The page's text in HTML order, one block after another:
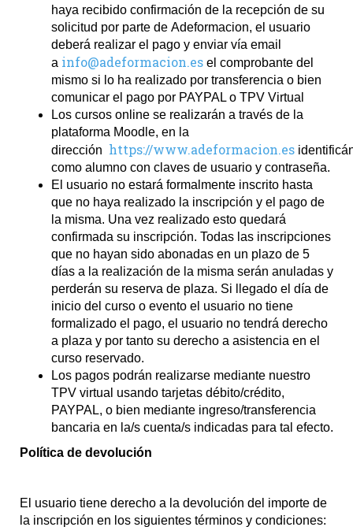
haya recibido confirmación de la recepción de su
solicitud por parte de Adeformacion, el usuario
deberá realizar el pago y enviar vía email
a info@adeformacion.es el comprobante del
mismo si lo ha realizado por transferencia o bien
comunicar el pago por PAYPAL o TPV Virtual
Los cursos online se realizarán a través de la
plataforma Moodle, en la
dirección https://www.adeformacion.es
como alumno con claves de usuario y contraseña.
El usuario no estará formalmente inscrito hasta
que no haya realizado la inscripción y el pago de
la misma. Una vez realizado esto quedará
confirmada su inscripción. Todas las inscripciones
que no hayan sido abonadas en un plazo de 5
días a la realización de la misma serán anuladas y
perderán su reserva de plaza. Si llegado el día de
inicio del curso o evento el usuario no tiene
formalizado el pago, el usuario no tendrá derecho
a plaza y por tanto su derecho a asistencia en el
curso reservado.
Los pagos podrán realizarse mediante nuestro
TPV virtual usando tarjetas débito/crédito,
PAYPAL, o bien mediante ingreso/transferencia
bancaria en la/s cuenta/s indicadas para tal efecto.
Política de devolución
El usuario tiene derecho a la devolución del importe de
la inscripción en los siguientes términos y condiciones: